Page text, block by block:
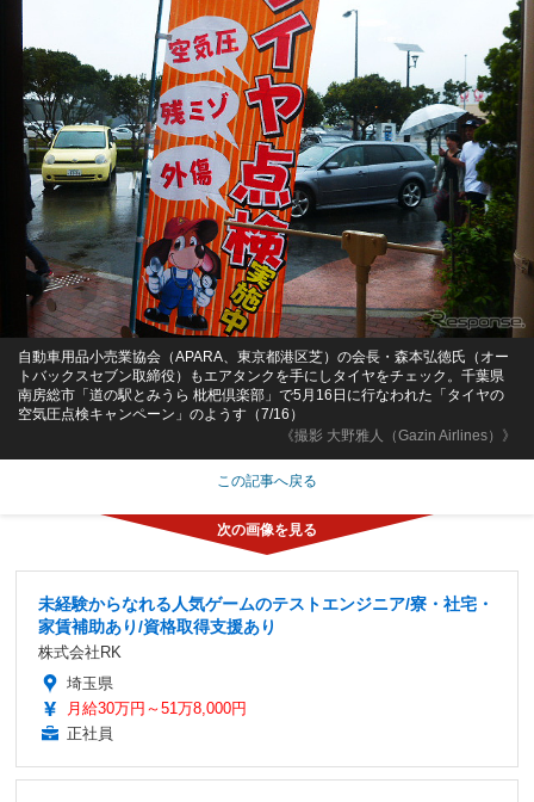
《撮影 大野雅人（Gazin Airlines）》
自動車用品小売業協会（APARA、東京都港区芝）の会長・森本弘徳氏（オー
トバックスセブン取締役）もエアタンクを手にしタイヤをチェック。千葉県
南房総市「道の駅とみうら 枇杷倶楽部」で5月16日に行なわれた「タイヤの
空気圧点検キャンペーン」のようす（7/16）
この記事へ戻る
未経験からなれる人気ゲームのテストエンジニア/寮・社宅・
家賃補助あり/資格取得支援あり
株式会社RK
埼玉県
月給30万円～51万8,000円
正社員